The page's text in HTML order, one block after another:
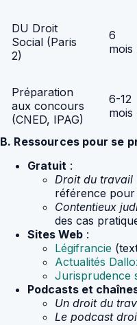
DU Droit
Social (Paris
2)
6
mois
Préparation
aux concours
(CNED, IPAG)
6-12
mois
B. Ressources pour se
Gratuit :
Droit du travail
référence pour
Contentieux
des cas
Sites Web :
Légifrancie
Actualités
Jurisprudence
Podcasts et
Un droit du
Le podcast